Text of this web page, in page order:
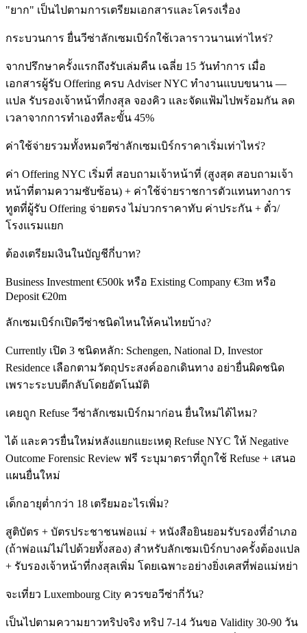
"ยาก" เป็นไปตามการเตรียมเอกสารและโครงเรื่อง
กระบวนการ ยื่นวีซ่าลักเซมเบิร์กใช้เวลาราวนานเท่าไหร่?
จากปรึกษาครั้งแรกถึงรับเล่มคืน เฉลี่ย 15 วันทำการ เมื่อ
เอกสารผู้รับ Offering ครบ Adviser NYC ทำงานแบบขนาน —
แปล รับรองเจ้าหน้าที่กงสุล จองคิว และจัดแฟ้มไปพร้อมกัน ลด
เวลาจากการทำเองทีละขั้น 45%
ค่าใช้จ่ายรวมทั้งหมดวีซ่าลักเซมเบิร์กราคาเริ่มเท่าไหร่?
ค่า Offering NYC เริ่มที่ สอบถามเจ้าหน้าที่ (สูงสุด สอบถามเจ้า
หน้าที่ตามความซับซ้อน) + ค่าใช้จ่ายราชการตัวแทนทางการ
ทูตที่ผู้รับ Offering จ่ายตรง ไม่บวกราคาทับ ค่าประกัน + ตั๋ว/
โรงแรมแยก
ต้องเตรียมเงินในบัญชีกี่บาท?
Business Investment €500k หรือ Existing Company €3m หรือ
Deposit €20m
ลักเซมเบิร์กเปิดวีซ่าชนิดไหนให้คนไทยบ้าง?
Currently เปิด 3 ชนิดหลัก: Schengen, National D, Investor
Residence เลือกตามวัตถุประสงค์ออกเดินทาง อย่ายื่นผิดชนิด
เพราะระบบตีกลับโดยอัตโนมัติ
เคยถูก Refuse วีซ่าลักเซมเบิร์กมาก่อน ยื่นใหม่ได้ไหม?
ได้ และควรยื่นใหม่หลังแยกแยะเหตุ Refuse NYC ให้ Negative
Outcome Forensic Review ฟรี ระบุมาตราที่ถูกใช้ Refuse + เสนอ
แผนยื่นใหม่
เด็กอายุต่ำกว่า 18 เตรียมอะไรเพิ่ม?
สูติบัตร + บัตรประชาชนพ่อแม่ + หนังสือยินยอมรับรองที่อำเภอ
(ถ้าพ่อแม่ไม่ไปด้วยทั้งสอง) สำหรับลักเซมเบิร์กบางครั้งต้องแปล
+ รับรองเจ้าหน้าที่กงสุลเพิ่ม โดยเฉพาะอย่างยิ่งเคสที่พ่อแม่หย่า
จะเที่ยว Luxembourg City ควรขอวีซ่ากี่วัน?
เป็นไปตามความยาวทริปจริง ทริป 7-14 วันขอ Validity 30-90 วัน